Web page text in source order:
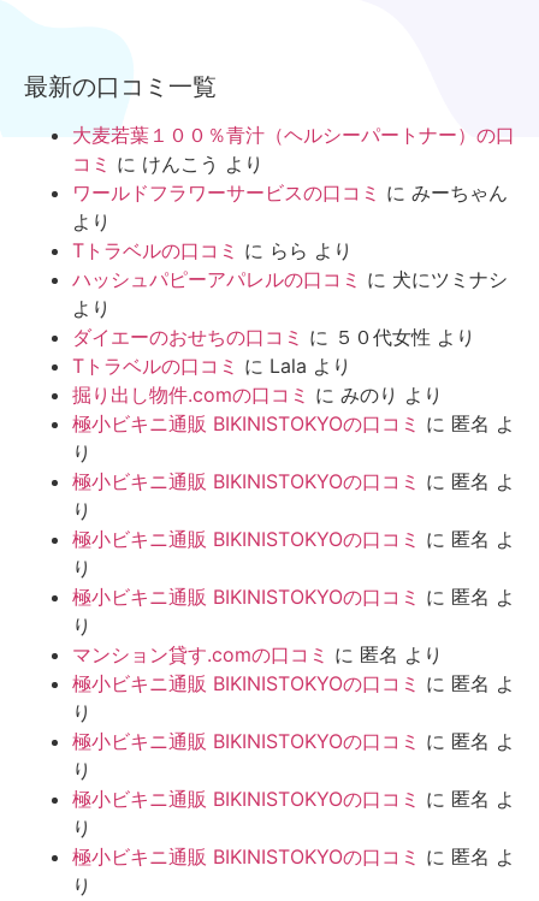
最新の口コミ一覧
大麦若葉１００％青汁（ヘルシーパートナー）の口
コミ に けんこう より
ワールドフラワーサービスの口コミ に みーちゃん
より
Tトラベルの口コミ に らら より
ハッシュパピーアパレルの口コミ に 犬にツミナシ
より
ダイエーのおせちの口コミ に ５０代女性 より
Tトラベルの口コミ に Lala より
掘り出し物件.comの口コミ に みのり より
極小ビキニ通販 BIKINISTOKYOの口コミ に 匿名 よ
り
極小ビキニ通販 BIKINISTOKYOの口コミ に 匿名 よ
り
極小ビキニ通販 BIKINISTOKYOの口コミ に 匿名 よ
り
極小ビキニ通販 BIKINISTOKYOの口コミ に 匿名 よ
り
マンション貸す.comの口コミ に 匿名 より
極小ビキニ通販 BIKINISTOKYOの口コミ に 匿名 よ
り
極小ビキニ通販 BIKINISTOKYOの口コミ に 匿名 よ
り
極小ビキニ通販 BIKINISTOKYOの口コミ に 匿名 よ
り
極小ビキニ通販 BIKINISTOKYOの口コミ に 匿名 よ
り